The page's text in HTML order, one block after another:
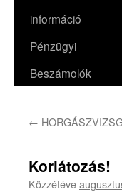
információ
Pénzügyi
Beszámolók
←
Korlátozás!
Közzétéve